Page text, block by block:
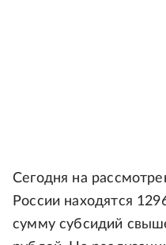
Сегодня на
России находятся
сумму субсидий